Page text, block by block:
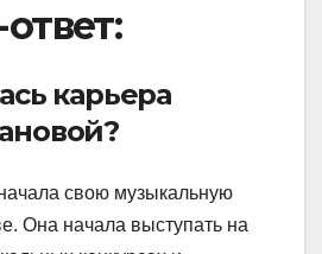
карьера
свою музыкальную
Она начала выступать на